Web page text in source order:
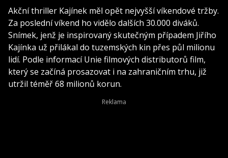
Akční thriller Kajínek měl opět nejvyšší víkendové tržby.
Za poslední víkend ho vidělo dalších 30.000 diváků.
Snímek, jenž je inspirovaný skutečným případem Jiřího
Kajínka už přilákal do tuzemských kin přes půl milionu
lidí. Podle informací Unie filmových distributorů film,
který se začíná prosazovat i na zahraničním trhu, již
utržil téměř 68 milionů korun.